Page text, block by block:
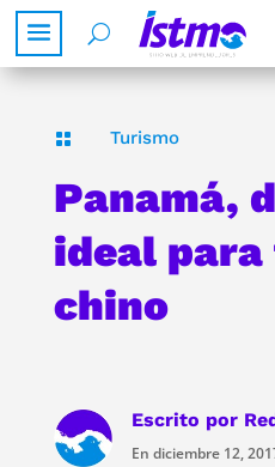
 Turismo
Panamá,
ideal
chino
Escrito por
En diciembre 12,